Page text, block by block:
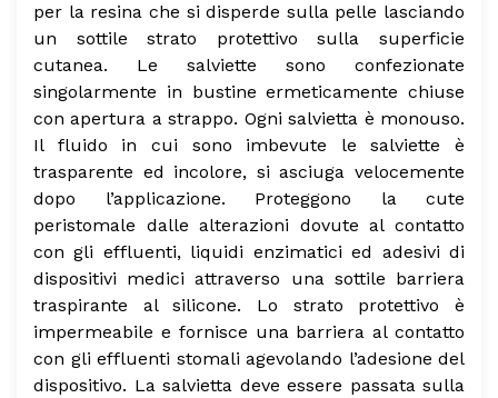
per la resina che si disperde sulla pelle lasciando
un sottile strato protettivo sulla superficie
cutanea. Le salviette sono confezionate
singolarmente in bustine ermeticamente chiuse
con apertura a strappo. Ogni salvietta è monouso.
Il fluido in cui sono imbevute le salviette è
trasparente ed incolore, si asciuga velocemente
dopo l’applicazione. Proteggono la cute
peristomale dalle alterazioni dovute al contatto
con gli effluenti, liquidi enzimatici ed adesivi di
dispositivi medici attraverso una sottile barriera
traspirante al silicone. Lo strato protettivo è
impermeabile e fornisce una barriera al contatto
con gli effluenti stomali agevolando l’adesione del
dispositivo. La salvietta deve essere passata sulla